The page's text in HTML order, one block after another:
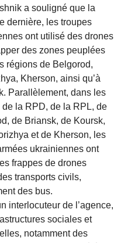
a souligné que la
dernière, les troupes
ont utilisé des drones
des zones peuplées
régions de Belgorod,
Kherson, ainsi qu’à
Parallèlement, dans les
de la RPD, de la RPL, de
de Briansk, de Koursk,
et de Kherson, les
ukrainiennes ont
frappes de drones
transports civils,
des bus.
interlocuteur de l’agence,
sociales et
notamment des